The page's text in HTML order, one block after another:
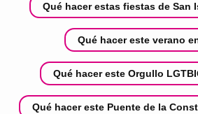
Qué hacer estas fiestas de San
Qué hacer este verano
Qué hacer este Orgullo
Qué hacer este Puente de la